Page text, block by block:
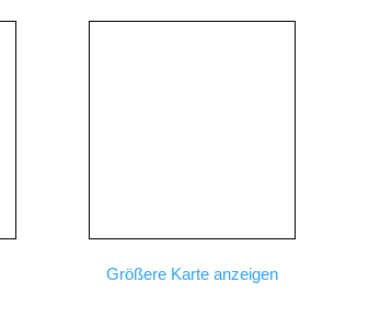
Größere Karte anzeigen